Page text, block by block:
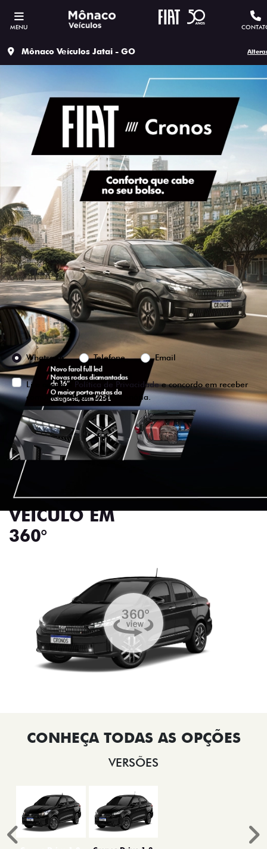
MENU
Mônaco Veículos Jatai - GO
ESTOU INTERESSADO
Versão escolhida
Preferência de contato:
Whatsapp
Telefone Email
Li e aceito a Política de Privacidadee concordo em receber
comunicações da concessionária.
ENTRAR EM CONTATO
VISUALIZE O
VEÍCULO EM
360°
VERSÕES